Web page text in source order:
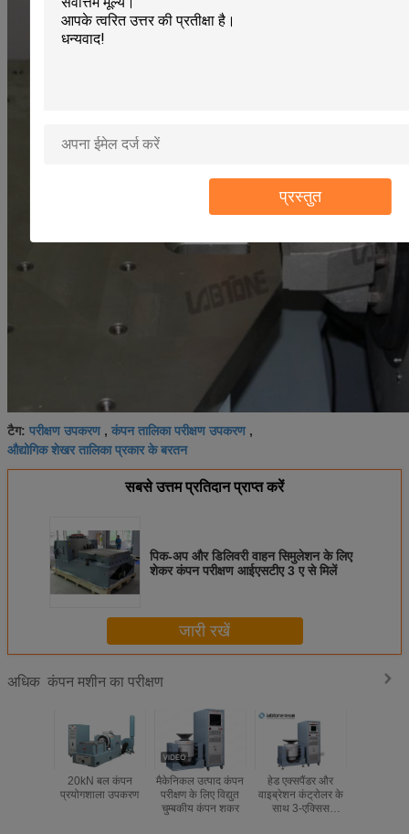
प्रस्तुत
टैग: परीक्षण उपकरण , कंपन तालिका परीक्षण उपकरण ,
औद्योगिक शेखर तालिका प्रकार के बरतन
सबसे उत्तम प्रतिदान प्राप्त करें
पिक-अप और डिलिवरी वाहन सिमुलेशन के लिए
शेकर कंपन परीक्षण आईएसटीए 3 ए से मिलें
जारी रखें
अधिक कंपन मशीन का परीक्षण
20kN बल कंपन
प्रयोगशाला उपकरण
मैकेनिकल उत्पाद कंपन
परीक्षण के लिए विद्युत
चुम्बकीय कंपन शकर
हेड एक्सपैंडर और
वाइब्रेशन कंट्रोलर के
साथ 3-एक्सिस